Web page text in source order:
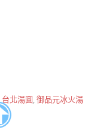
台北湯圓 御品元冰火湯